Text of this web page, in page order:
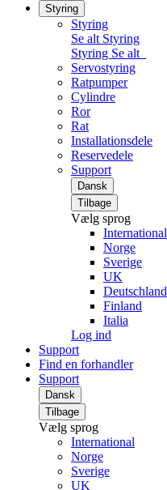
Styring
Styring
Se alt Styring
Styring Se alt
Servostyring
Ratpumper
Cylindre
Ror
Rat
Installationsdele
Reservedele
Support
Dansk
Tilbage
Vælg sprog
International
Norge
Sverige
UK
Deutschland
Finland
Italia
Log ind
Support
Find en forhandler
Support
Dansk
Tilbage
Vælg sprog
International
Norge
Sverige
UK